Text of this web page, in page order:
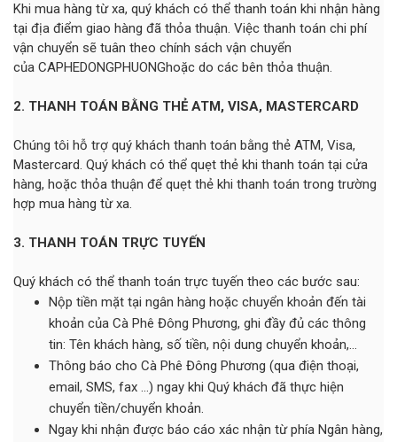
Khi mua hàng từ xa, quý khách có thể thanh toán khi nhận hàng
tại địa điểm giao hàng đã thỏa thuận. Việc thanh toán chi phí
vận chuyển sẽ tuân theo chính sách vận chuyển
của CAPHEDONGPHUONGhoặc do các bên thỏa thuận.
2. THANH TOÁN BẰNG THẺ ATM, VISA, MASTERCARD
Chúng tôi hỗ trợ quý khách thanh toán bằng thẻ ATM, Visa,
Mastercard. Quý khách có thể quẹt thẻ khi thanh toán tại cửa
hàng, hoặc thỏa thuận để quẹt thẻ khi thanh toán trong trường
hợp mua hàng từ xa.
3. THANH TOÁN TRỰC TUYẾN
Quý khách có thể thanh toán trực tuyến theo các bước sau:
Nộp tiền mặt tại ngân hàng hoặc chuyển khoản đến tài
khoản của Cà Phê Đông Phương, ghi đầy đủ các thông
tin: Tên khách hàng, số tiền, nội dung chuyển khoản,…
Thông báo cho Cà Phê Đông Phương (qua điện thoại,
email, SMS, fax …) ngay khi Quý khách đã thực hiện
chuyển tiền/chuyển khoản.
Ngay khi nhận được báo cáo xác nhận từ phía Ngân hàng,